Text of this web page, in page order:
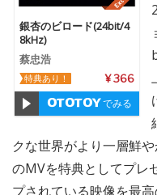
銀杏のビロード(24bit/4
8kHz)
蔡忠浩
¥ 366
特典あり！
でみる
クな世界がより一層鮮
のMVを特典としてプレ
プされている映像を最高